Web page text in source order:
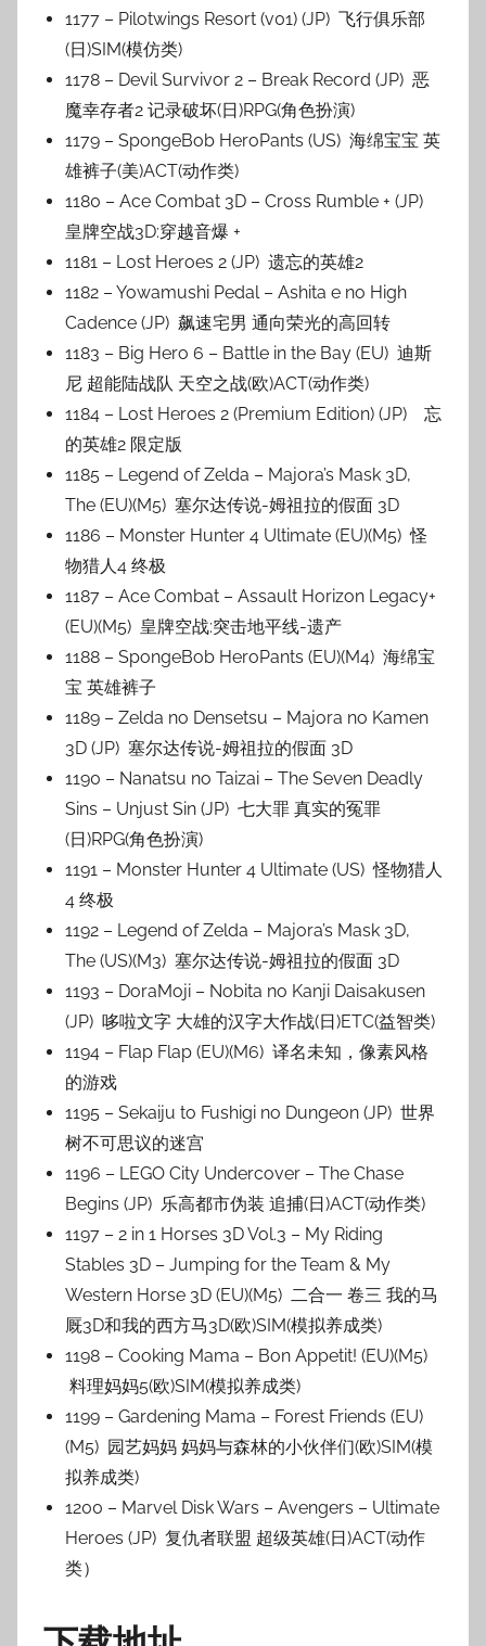
1177 – Pilotwings Resort (v01) (JP) 飞行俱乐部
(日)SIM(模仿类)
1178 – Devil Survivor 2 – Break Record (JP) 恶
魔幸存者2 记录破坏(日)RPG(角色扮演)
1179 – SpongeBob HeroPants (US) 海绵宝宝 英
雄裤子(美)ACT(动作类)
1180 – Ace Combat 3D – Cross Rumble + (JP)
皇牌空战3D:穿越音爆 +
1181 – Lost Heroes 2 (JP) 遗忘的英雄2
1182 – Yowamushi Pedal – Ashita e no High
Cadence (JP) 飙速宅男 通向荣光的高回转
1183 – Big Hero 6 – Battle in the Bay (EU) 迪斯
尼 超能陆战队 天空之战(欧)ACT(动作类)
1184 – Lost Heroes 2 (Premium Edition) (JP) 忘
的英雄2 限定版
1185 – Legend of Zelda – Majora’s Mask 3D,
The (EU)(M5) 塞尔达传说-姆祖拉的假面 3D
1186 – Monster Hunter 4 Ultimate (EU)(M5) 怪
物猎人4 终极
1187 – Ace Combat – Assault Horizon Legacy+
(EU)(M5) 皇牌空战:突击地平线-遗产
1188 – SpongeBob HeroPants (EU)(M4) 海绵宝
宝 英雄裤子
1189 – Zelda no Densetsu – Majora no Kamen
3D (JP) 塞尔达传说-姆祖拉的假面 3D
1190 – Nanatsu no Taizai – The Seven Deadly
Sins – Unjust Sin (JP) 七大罪 真实的冤罪
(日)RPG(角色扮演)
1191 – Monster Hunter 4 Ultimate (US) 怪物猎人
4 终极
1192 – Legend of Zelda – Majora’s Mask 3D,
The (US)(M3) 塞尔达传说-姆祖拉的假面 3D
1193 – DoraMoji – Nobita no Kanji Daisakusen
(JP) 哆啦文字 大雄的汉字大作战(日)ETC(益智类)
1194 – Flap Flap (EU)(M6) 译名未知，像素风格
的游戏
1195 – Sekaiju to Fushigi no Dungeon (JP) 世界
树不可思议的迷宫
1196 – LEGO City Undercover – The Chase
Begins (JP) 乐高都市伪装 追捕(日)ACT(动作类)
1197 – 2 in 1 Horses 3D Vol.3 – My Riding
Stables 3D – Jumping for the Team & My
Western Horse 3D (EU)(M5) 二合一 卷三 我的马
厩3D和我的西方马3D(欧)SIM(模拟养成类)
1198 – Cooking Mama – Bon Appetit! (EU)(M5)
料理妈妈5(欧)SIM(模拟养成类)
1199 – Gardening Mama – Forest Friends (EU)
(M5) 园艺妈妈 妈妈与森林的小伙伴们(欧)SIM(模
拟养成类)
1200 – Marvel Disk Wars – Avengers – Ultimate
Heroes (JP) 复仇者联盟 超级英雄(日)ACT(动作
类）